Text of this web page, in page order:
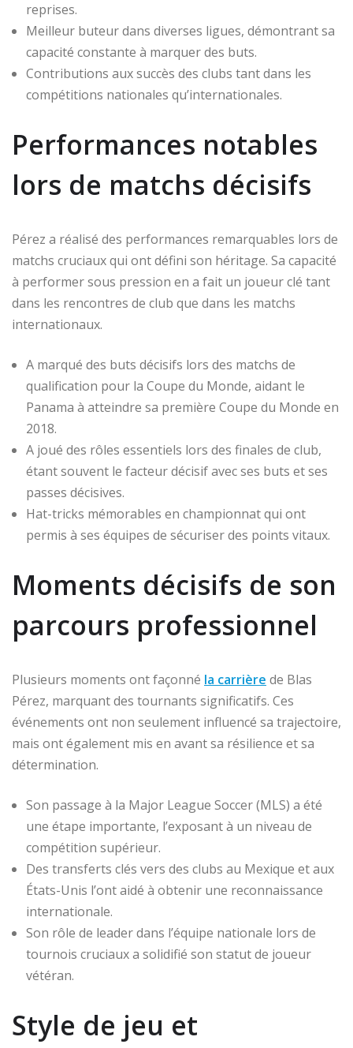
reprises.
Meilleur buteur dans diverses ligues, démontrant sa
capacité constante à marquer des buts.
Contributions aux succès des clubs tant dans les
compétitions nationales qu’internationales.
Performances notables
lors de matchs décisifs
Pérez a réalisé des performances remarquables lors de
matchs cruciaux qui ont défini son héritage. Sa capacité
à performer sous pression en a fait un joueur clé tant
dans les rencontres de club que dans les matchs
internationaux.
A marqué des buts décisifs lors des matchs de
qualification pour la Coupe du Monde, aidant le
Panama à atteindre sa première Coupe du Monde en
2018.
A joué des rôles essentiels lors des finales de club,
étant souvent le facteur décisif avec ses buts et ses
passes décisives.
Hat-tricks mémorables en championnat qui ont
permis à ses équipes de sécuriser des points vitaux.
Moments décisifs de son
parcours professionnel
Plusieurs moments ont façonné la carrière de Blas
Pérez, marquant des tournants significatifs. Ces
événements ont non seulement influencé sa trajectoire,
mais ont également mis en avant sa résilience et sa
détermination.
Son passage à la Major League Soccer (MLS) a été
une étape importante, l’exposant à un niveau de
compétition supérieur.
Des transferts clés vers des clubs au Mexique et aux
États-Unis l’ont aidé à obtenir une reconnaissance
internationale.
Son rôle de leader dans l’équipe nationale lors de
tournois cruciaux a solidifié son statut de joueur
vétéran.
Style de jeu et